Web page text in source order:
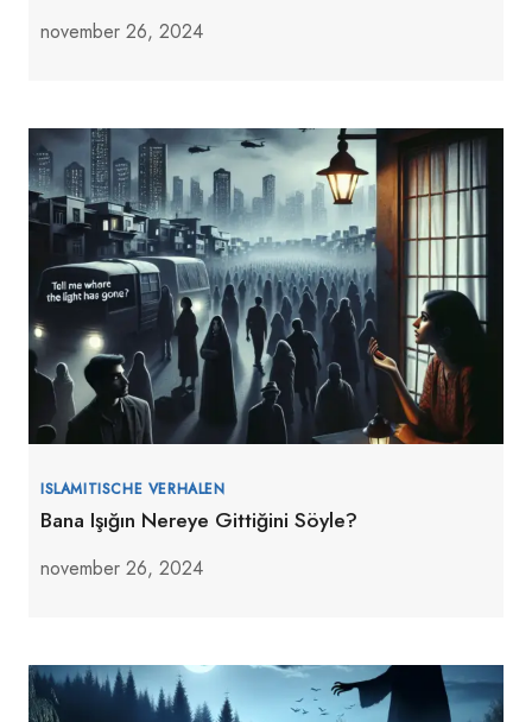
november 26, 2024
ISLAMITISCHE VERHALEN
Bana Işığın Nereye Gittiğini Söyle?
november 26, 2024